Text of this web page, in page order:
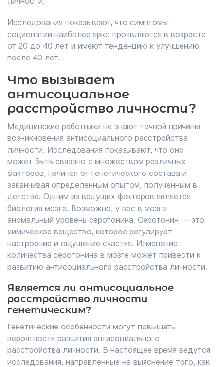
Исследования показывают, что симптомы
социопатии наиболее ярко проявляются в возрасте
от 20 до 40 лет и имеют тенденцию к улучшению
после 40 лет.
Что вызывает
антисоциальное
расстройство личности?
Медицинские работники не знают точной причины
возникновения антисоциального расстройства
личности. Исследования показывают, что оно
может быть связано с множеством различных
факторов, начиная от генетического состава и
заканчивая определенным опытом, полученным в
детстве. Одним из ведущих факторов является
биология мозга. Возможно, у вас в мозге
аномальный уровень серотонина. Серотонин — это
химическое вещество, которое регулирует
настроение и ощущение счастья. Изменение
количества серотонина в мозге может привести к
развитию антисоциального расстройства личности.
Является ли антисоциальное
расстройство личности
генетическим?
Генетические особенности могут повышать
вероятность развития антисоциального
расстройства личности. В настоящее время ведутся
исследования, направленные на выяснение того, как